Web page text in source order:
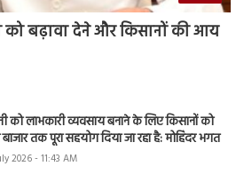
को बढ़ावा देने और किसानों की आय
को लाभकारी व्यवसाय बनाने के लिए किसानों को
तक पूरा सहयोग दिया जा रहा है: मोहिंदर भगत
2026 - 11:43 AM